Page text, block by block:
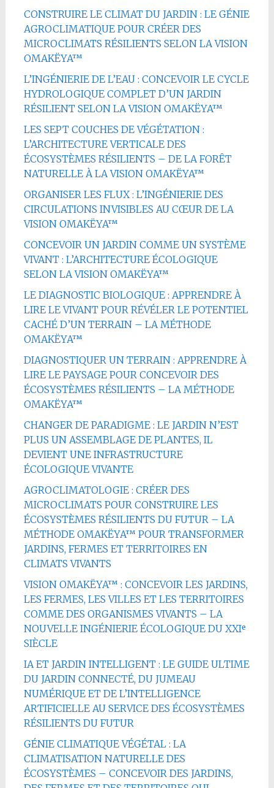
CONSTRUIRE LE CLIMAT DU JARDIN : LE GÉNIE
AGROCLIMATIQUE POUR CRÉER DES
MICROCLIMATS RÉSILIENTS SELON LA VISION
OMAKËYA™
L’INGÉNIERIE DE L’EAU : CONCEVOIR LE CYCLE
HYDROLOGIQUE COMPLET D’UN JARDIN
RÉSILIENT SELON LA VISION OMAKËYA™
LES SEPT COUCHES DE VÉGÉTATION :
L’ARCHITECTURE VERTICALE DES
ÉCOSYSTÈMES RÉSILIENTS – DE LA FORÊT
NATURELLE À LA VISION OMAKËYA™
ORGANISER LES FLUX : L’INGÉNIERIE DES
CIRCULATIONS INVISIBLES AU CŒUR DE LA
VISION OMAKËYA™
CONCEVOIR UN JARDIN COMME UN SYSTÈME
VIVANT : L’ARCHITECTURE ÉCOLOGIQUE
SELON LA VISION OMAKËYA™
LE DIAGNOSTIC BIOLOGIQUE : APPRENDRE À
LIRE LE VIVANT POUR RÉVÉLER LE POTENTIEL
CACHÉ D’UN TERRAIN – LA MÉTHODE
OMAKËYA™
DIAGNOSTIQUER UN TERRAIN : APPRENDRE À
LIRE LE PAYSAGE POUR CONCEVOIR DES
ÉCOSYSTÈMES RÉSILIENTS – LA MÉTHODE
OMAKËYA™
CHANGER DE PARADIGME : LE JARDIN N’EST
PLUS UN ASSEMBLAGE DE PLANTES, IL
DEVIENT UNE INFRASTRUCTURE
ÉCOLOGIQUE VIVANTE
AGROCLIMATOLOGIE : CRÉER DES
MICROCLIMATS POUR CONSTRUIRE LES
ÉCOSYSTÈMES RÉSILIENTS DU FUTUR – LA
MÉTHODE OMAKËYA™ POUR TRANSFORMER
JARDINS, FERMES ET TERRITOIRES EN
CLIMATS VIVANTS
VISION OMAKËYA™ : CONCEVOIR LES JARDINS,
LES FERMES, LES VILLES ET LES TERRITOIRES
COMME DES ORGANISMES VIVANTS – LA
NOUVELLE INGÉNIERIE ÉCOLOGIQUE DU XXIᵉ
SIÈCLE
IA ET JARDIN INTELLIGENT : LE GUIDE ULTIME
DU JARDIN CONNECTÉ, DU JUMEAU
NUMÉRIQUE ET DE L’INTELLIGENCE
ARTIFICIELLE AU SERVICE DES ÉCOSYSTÈMES
RÉSILIENTS DU FUTUR
GÉNIE CLIMATIQUE VÉGÉTAL : LA
CLIMATISATION NATURELLE DES
ÉCOSYSTÈMES – CONCEVOIR DES JARDINS,